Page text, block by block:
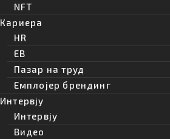
NFT
Кариера
HR
EB
Пазар на труд
Емплојер брендинг
Интервју
Интервју
Видео